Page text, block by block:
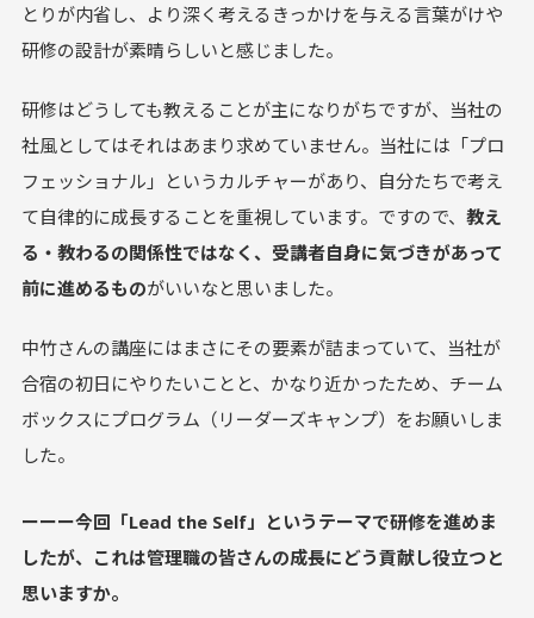
とりが内省し、より深く考えるきっかけを与える言葉がけや
研修の設計が素晴らしいと感じました。
研修はどうしても教えることが主になりがちですが、当社の
社風としてはそれはあまり求めていません。当社には「プロ
フェッショナル」というカルチャーがあり、自分たちで考え
て自律的に成長することを重視しています。ですので、 教え
る・教わるの関係性ではなく、受講者自身に気づきがあって
前に進めるものがいいなと思いました。
中竹さんの講座にはまさにその要素が詰まっていて、当社が
合宿の初日にやりたいことと、かなり近かったため、チーム
ボックスにプログラム（リーダーズキャンプ）をお願いしま
した。
ーーー今回「Lead the Self」というテーマで研修を進めま
したが、これは管理職の皆さんの成長にどう貢献し役立つと
思いますか。